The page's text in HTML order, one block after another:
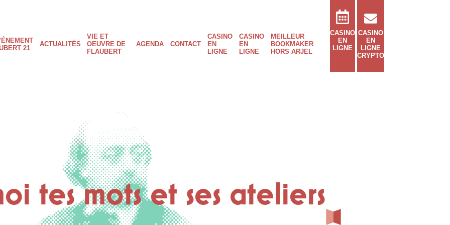
21
ACTUALITÉS
VIE ET
OEUVRE DE
FLAUBERT
AGENDA CONTACT
CASINO
EN
LIGNE
CASINO
EN
LIGNE
MEILLEUR
BOOKMAKER
HORS ARJEL
CASINO
EN
LIGNE
CASINO
EN
LIGNE
CRYPTO
tes mots et ses ateliers